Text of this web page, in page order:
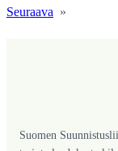
Seuraava »
Suomen